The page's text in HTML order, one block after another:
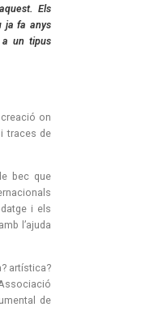
Els
ja fa anys
a un tipus
on
traces de
bec que
i els
l’ajuda
artística?
de